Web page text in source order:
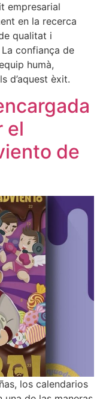
empresarial
en la recerca
qualitat i
confiança de
humà,
d’aquest èxit.
el
de
los calendarios